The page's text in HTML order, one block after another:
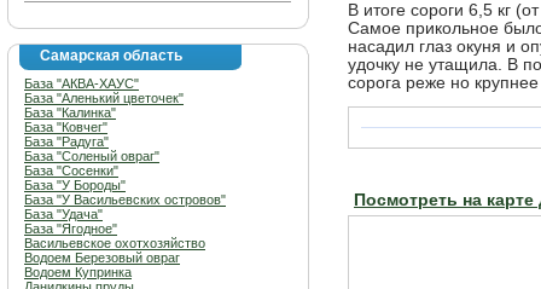
Самарская область
База "АКВА-ХАУС"
База "Аленький цветочек"
База "Калинка"
База "Ковчег"
База "Радуга"
База "Соленый овраг"
База "Сосенки"
База "У Бороды"
База "У Васильевских островов"
База "Удача"
База "Ягодное"
Васильевское охотхозяйство
Водоем Березовый овраг
Водоем Купринка
В итоге сороги 6,5 кг
Самое прикольное
насадил глаз окуня и
удочку не утащила. В
сорога реже но
Посмотреть на